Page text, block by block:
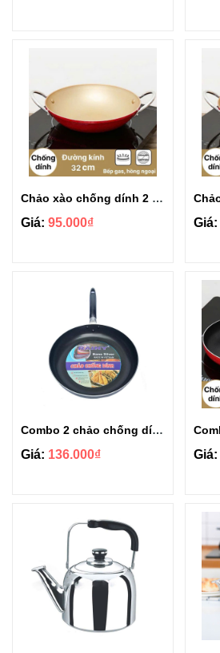
Chảo xào chống dính 2 quai Rainy RNC-32TT2Q size 32cm
Giá: 95.000₫ Giá:
Combo 2 chảo chống dính Rainy Friendly size 18cm và 24cm
Giá: 136.000₫ Giá: